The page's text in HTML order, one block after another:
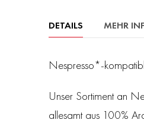
der
springen
DETAILS
Nespresso*-
Unser Sortiment an
allesamt aus 100%
MEHR